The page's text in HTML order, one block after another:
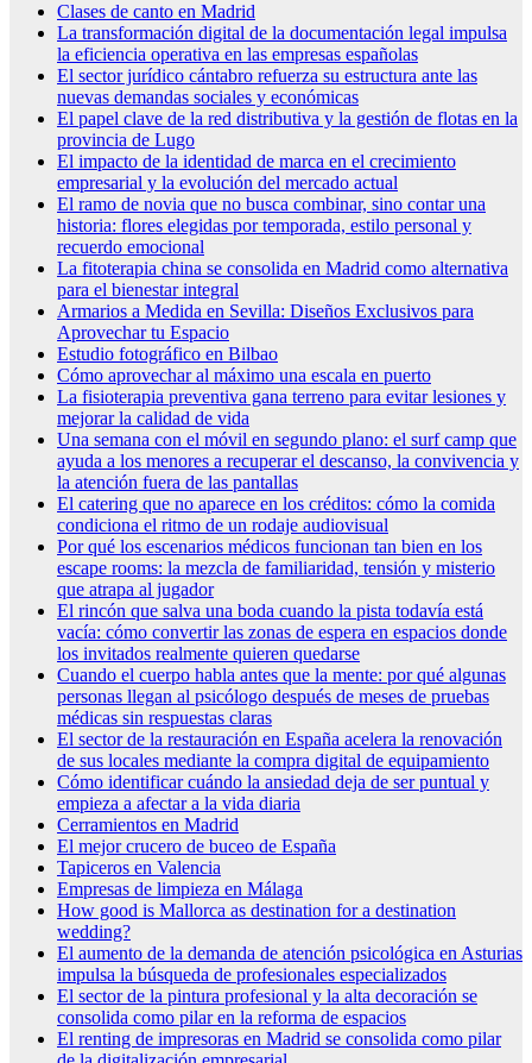
Clases de canto en Madrid
La transformación digital de la documentación legal impulsa
la eficiencia operativa en las empresas españolas
El sector jurídico cántabro refuerza su estructura ante las
nuevas demandas sociales y económicas
El papel clave de la red distributiva y la gestión de flotas en la
provincia de Lugo
El impacto de la identidad de marca en el crecimiento
empresarial y la evolución del mercado actual
El ramo de novia que no busca combinar, sino contar una
historia: flores elegidas por temporada, estilo personal y
recuerdo emocional
La fitoterapia china se consolida en Madrid como alternativa
para el bienestar integral
Armarios a Medida en Sevilla: Diseños Exclusivos para
Aprovechar tu Espacio
Estudio fotográfico en Bilbao
Cómo aprovechar al máximo una escala en puerto
La fisioterapia preventiva gana terreno para evitar lesiones y
mejorar la calidad de vida
Una semana con el móvil en segundo plano: el surf camp que
ayuda a los menores a recuperar el descanso, la convivencia y
la atención fuera de las pantallas
El catering que no aparece en los créditos: cómo la comida
condiciona el ritmo de un rodaje audiovisual
Por qué los escenarios médicos funcionan tan bien en los
escape rooms: la mezcla de familiaridad, tensión y misterio
que atrapa al jugador
El rincón que salva una boda cuando la pista todavía está
vacía: cómo convertir las zonas de espera en espacios donde
los invitados realmente quieren quedarse
Cuando el cuerpo habla antes que la mente: por qué algunas
personas llegan al psicólogo después de meses de pruebas
médicas sin respuestas claras
El sector de la restauración en España acelera la renovación
de sus locales mediante la compra digital de equipamiento
Cómo identificar cuándo la ansiedad deja de ser puntual y
empieza a afectar a la vida diaria
Cerramientos en Madrid
El mejor crucero de buceo de España
Tapiceros en Valencia
Empresas de limpieza en Málaga
How good is Mallorca as destination for a destination
wedding?
El aumento de la demanda de atención psicológica en Asturias
impulsa la búsqueda de profesionales especializados
El sector de la pintura profesional y la alta decoración se
consolida como pilar en la reforma de espacios
El renting de impresoras en Madrid se consolida como pilar